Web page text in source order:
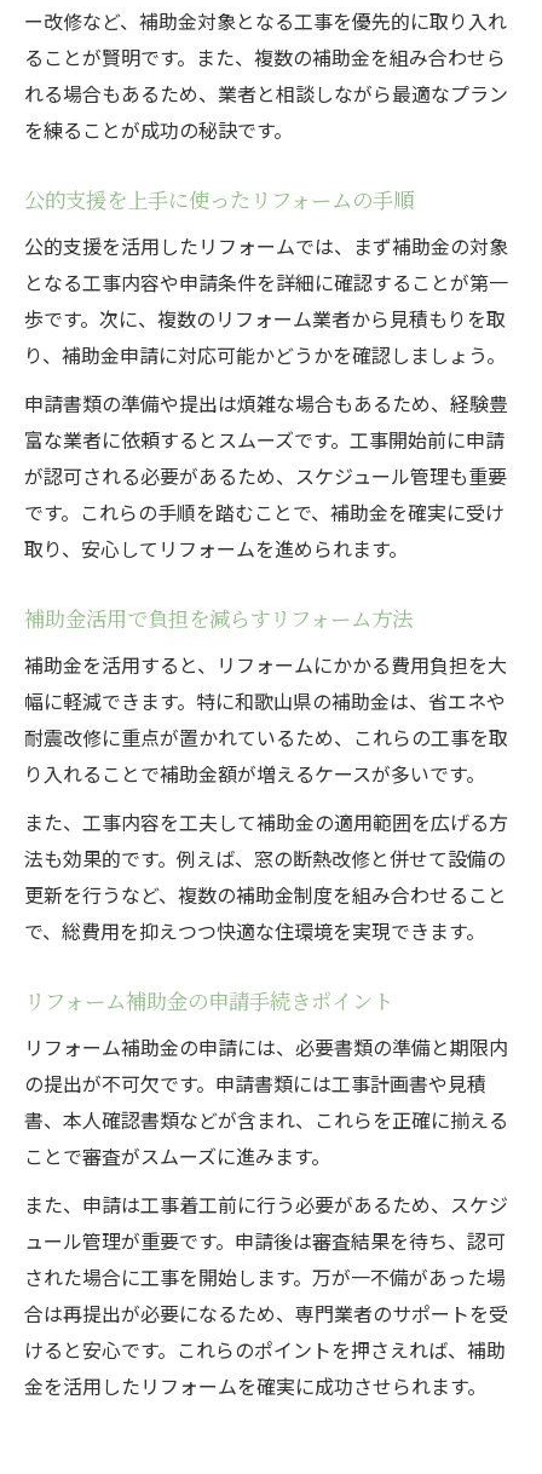
ー改修など、補助金対象となる工事を優先的に取り入れ
ることが賢明です。また、複数の補助金を組み合わせら
れる場合もあるため、業者と相談しながら最適なプラン
を練ることが成功の秘訣です。
公的支援を上手に使ったリフォームの手順
公的支援を活用したリフォームでは、まず補助金の対象
となる工事内容や申請条件を詳細に確認することが第一
歩です。次に、複数のリフォーム業者から見積もりを取
り、補助金申請に対応可能かどうかを確認しましょう。
申請書類の準備や提出は煩雑な場合もあるため、経験豊
富な業者に依頼するとスムーズです。工事開始前に申請
が認可される必要があるため、スケジュール管理も重要
です。これらの手順を踏むことで、補助金を確実に受け
取り、安心してリフォームを進められます。
補助金活用で負担を減らすリフォーム方法
補助金を活用すると、リフォームにかかる費用負担を大
幅に軽減できます。特に和歌山県の補助金は、省エネや
耐震改修に重点が置かれているため、これらの工事を取
り入れることで補助金額が増えるケースが多いです。
また、工事内容を工夫して補助金の適用範囲を広げる方
法も効果的です。例えば、窓の断熱改修と併せて設備の
更新を行うなど、複数の補助金制度を組み合わせること
で、総費用を抑えつつ快適な住環境を実現できます。
リフォーム補助金の申請手続きポイント
リフォーム補助金の申請には、必要書類の準備と期限内
の提出が不可欠です。申請書類には工事計画書や見積
書、本人確認書類などが含まれ、これらを正確に揃える
ことで審査がスムーズに進みます。
また、申請は工事着工前に行う必要があるため、スケジ
ュール管理が重要です。申請後は審査結果を待ち、認可
された場合に工事を開始します。万が一不備があった場
合は再提出が必要になるため、専門業者のサポートを受
けると安心です。これらのポイントを押さえれば、補助
金を活用したリフォームを確実に成功させられます。